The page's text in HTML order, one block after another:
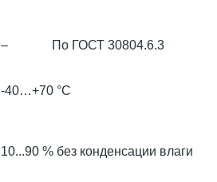
– По ГОСТ 30804.6.3
-40…+70 °С
10...90 % без конденсации влаги